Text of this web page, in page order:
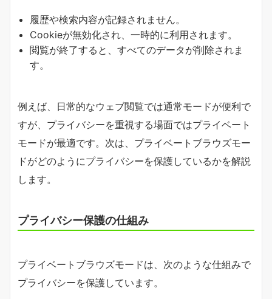
履歴や検索内容が記録されません。
Cookieが無効化され、一時的に利用されます。
閲覧が終了すると、すべてのデータが削除されま
す。
例えば、日常的なウェブ閲覧では通常モードが便利で
すが、プライバシーを重視する場面ではプライベート
モードが最適です。次は、プライベートブラウズモー
ドがどのようにプライバシーを保護しているかを解説
します。
プライバシー保護の仕組み
プライベートブラウズモードは、次のような仕組みで
プライバシーを保護しています。